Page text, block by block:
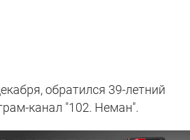
обратился 39-летний
канал "102. Неман".